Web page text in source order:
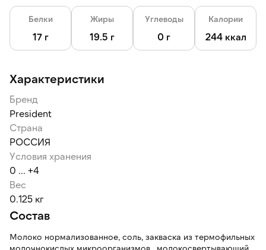
Белки
17 г
Жиры
19.5 г
Углеводы
0 г
Калории
244 ккал
Характеристики
Бренд
President
Страна
РОССИЯ
Условия хранения
0 ... +4
Вес
0.125 кг
Состав
Молоко нормализованное, соль, закваска из термофильных
молочнокислых микроорганизмов , молокосвертывающий